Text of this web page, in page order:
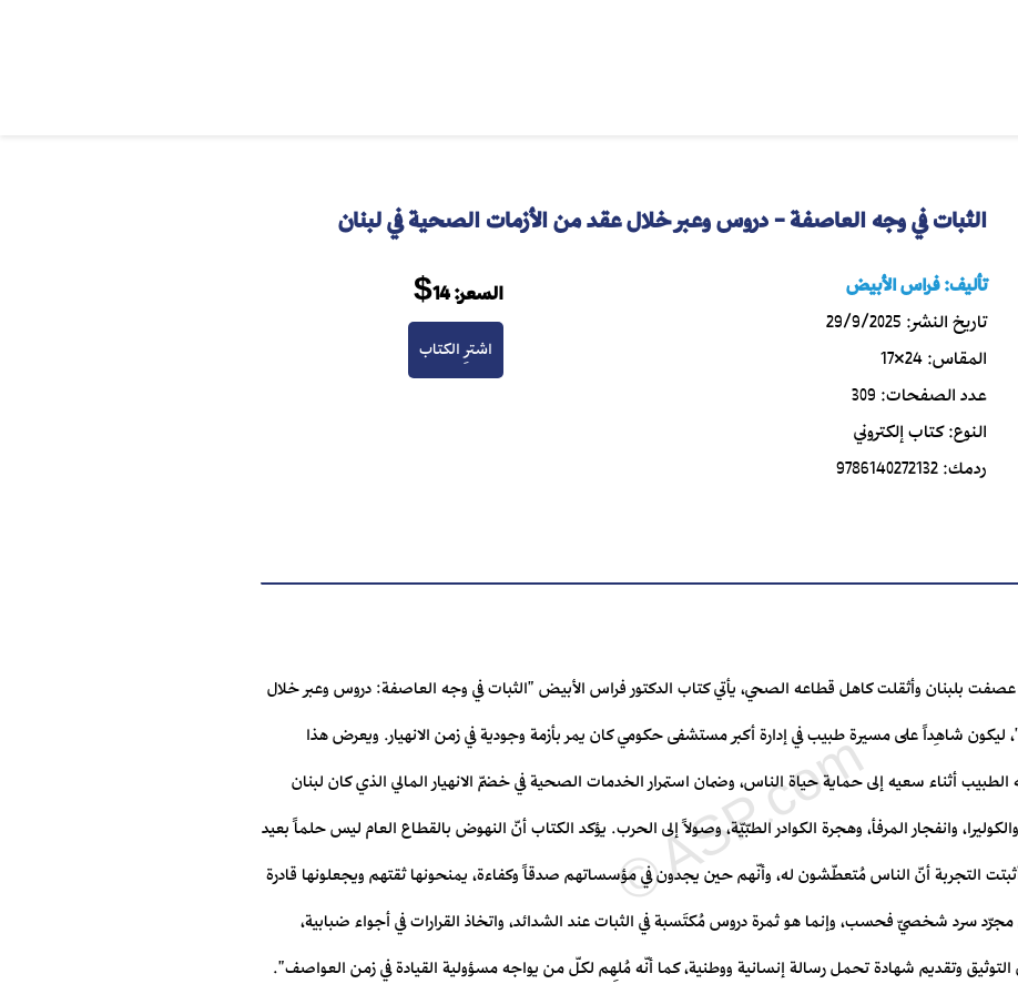
الثبات في وجه العاصفة - دروس وعبر خلال عقد من الأزمات الصحية في لبنان
تأليف:فراس الأبيض
تاريخ النشر:29/9/2025
المقاس:24×17
عدد الصفحات:309
النوع:كتاب إلكتروني
ردمك:9786140272132
السعر:14$
اشترِ الكتاب
بلبنان وأثقلت كاهل قطاعه الصحي، يأتي كتاب الدكتور فراس الأبيض "الثبات في وجه العاصفة: دروس وعبر خلال
ليكون شاهِداً على مسيرة طبيب في إدارة أكبر مستشفى حكومي كان يمر بأزمة وجودية في زمن الانهيار. ويعرض هذا
أثناء سعيه إلى حماية حياة الناس، وضمان استمرار الخدمات الصحية في خضمّ الانهيار المالي الذي كان لبنان
وانفجار المرفأ، وهجرة الكوادر الطبّيّة، وصولاً إلى الحرب. يؤكد الكتاب أنّ النهوض بالقطاع العام ليس حلماً بعيد
التجربة أنّ الناس مُتعطّشون له، وأنّهم حين يجدون في مؤسساتهم صدقاً وكفاءة، يمنحونها ثقتهم ويجعلونها قادرة
سرد شخصيّ فحسب، وإنما هو ثمرة دروس مُكتَسبة في الثبات عند الشدائد، واتخاذ القرارات في أجواء ضبابية،
وتقديم شهادة تحمل رسالة إنسانية ووطنية، كما أنّه مُلهِم لكلّ من يواجه مسؤولية القيادة في زمن العواصف".